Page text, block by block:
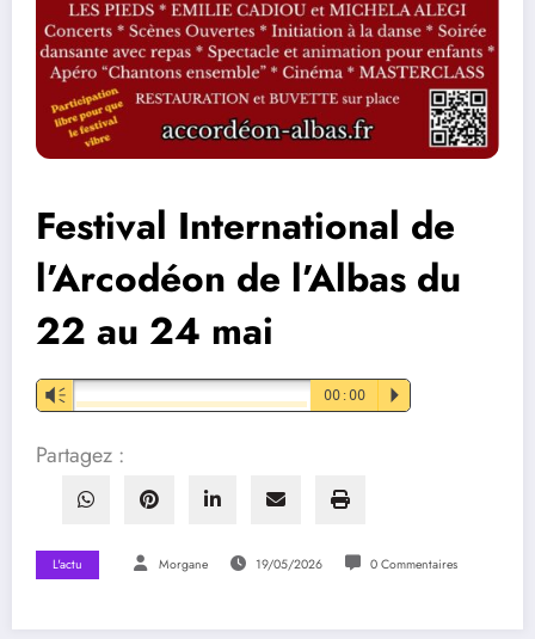
Festival International de
l’Arcodéon de l’Albas du
22 au 24 mai
Vm 00:00 P
Partagez :
L'actu Morgane 19/05/2026 0 Commentaires